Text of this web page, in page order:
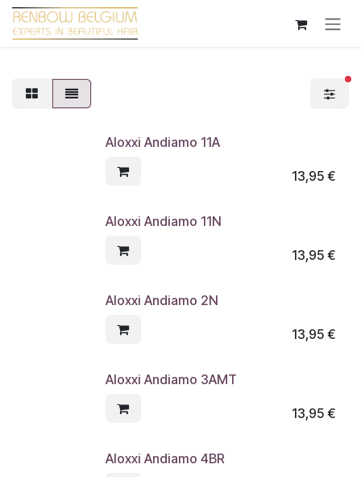
Overslaan naar inhoud
Aloxxi Andiamo 11A
13,95€
Aloxxi Andiamo 11N
13,95€
Aloxxi Andiamo 2N
13,95€
Aloxxi Andiamo 3AMT
13,95€
Aloxxi Andiamo 4BR